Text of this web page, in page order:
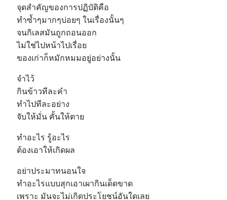
จุดสำคัญของการปฏิบัติคือ
ทำซ้ำๆมากๆบ่อยๆ ในเรื่องนั้นๆ
จนกิเลสมันถูกถอนออก
ไม่ใช่ไปหน้าไปเรื่อย
ของเก่าก็หมักหมมอยู่อย่างนั้น
จำไว้
กินข้าวทีละคำ
ทำไปทีละอย่าง
จับให้มั่น คั้นให้ตาย
ทำอะไร รู้อะไร
ต้องเอาให้เกิดผล
อย่าประมาทนอนใจ
ทำอะไรแบบสุกเอาเผากินเด็ดขาด
เพราะ มันจะไม่เกิดประโยชน์อันใดเลย